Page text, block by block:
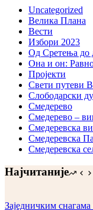
Uncategorized
Велика Плана
Вести
Избори 2023
Од Сретења до
Она и он:
Пројекти
Свети путеви
Слободарски
Смедерево
Смедерево –
Смедеревска
Смедеревска
Смедеревска
Најчитаније
Заједничким